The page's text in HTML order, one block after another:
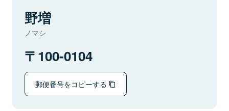
野増
ノマシ
100-0104
郵便番号をコピーする